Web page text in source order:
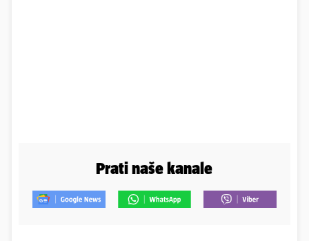
Prati naše kanale